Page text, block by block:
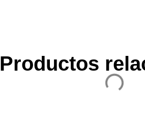
Productos